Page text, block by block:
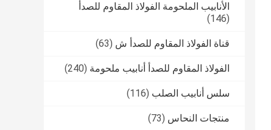
الأنابيب الملحومة الفولاذ المقاوم للصدأ
(146)
قناة الفولاذ المقاوم للصدأ ش (63)
الفولاذ المقاوم للصدأ أنابيب ملحومة (240)
سلس أنابيب الصلب (116)
منتجات النحاس (73)